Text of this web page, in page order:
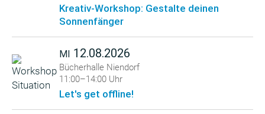
Kreativ-Workshop: Gestalte deinen
Sonnenfänger
MI 12.08.2026
Bücherhalle Niendorf
11:00–14:00 Uhr
Let's get offline!